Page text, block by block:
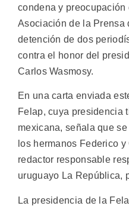
condena y preocupación
Asociación de la Prensa
detención de dos
contra el honor del
Carlos Wasmosy.
En una carta enviada
Felap, cuya presidencia
mexicana, señala que
los hermanos Federico
redactor responsable
uruguayo La República,
La presidencia de la